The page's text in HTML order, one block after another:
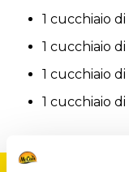
1 cucchiaio
1 cucchiaio
1 cucchiaio
1 cucchiaio